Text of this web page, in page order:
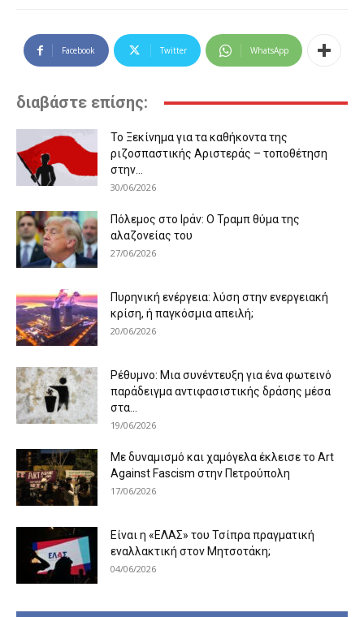
Facebook Twitter WhatsApp
διαβάστε επίσης:
Το Ξεκίνημα για τα καθήκοντα της
ριζοσπαστικής Αριστεράς – τοποθέτηση
στην...
30/06/2026
Πόλεμος στο Ιράν: Ο Τραμπ θύμα της
αλαζονείας του
27/06/2026
Πυρηνική ενέργεια: λύση στην ενεργειακή
κρίση, ή παγκόσμια απειλή;
20/06/2026
Ρέθυμνο: Μια συνέντευξη για ένα φωτεινό
παράδειγμα αντιφασιστικής δράσης μέσα
στα...
19/06/2026
Με δυναμισμό και χαμόγελα έκλεισε το Art
Against Fascism στην Πετρούπολη
17/06/2026
Είναι η «ΕΛΑΣ» του Τσίπρα πραγματική
εναλλακτική στον Μητσοτάκη;
04/06/2026